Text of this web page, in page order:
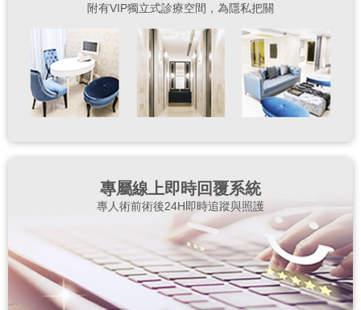
附有VIP獨立式診療空間，為隱私把關
專屬線上即時回覆系統
專人術前術後24H即時追蹤與照護